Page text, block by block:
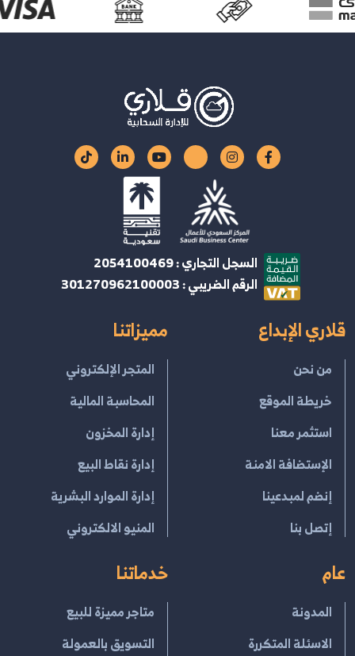
السجل التجاري : 2054100469
الرقم الضريبي : 301270962100003
قلاري الإبداع
من نحن
خريطة الموقع
استثمر معنا
الإستضافة الامنة
إنضم لمبدعينا
إتصل بنا
مميزاتنا
المتجر الإلكتروني
المحاسبة المالية
إدارة المخزون
إدارة نقاط البيع
إدارة الموارد البشرية
المنيو الالكتروني
عام
المدونة
الاسئلة المتكررة
خدماتنا
متاجر مميزة للبيع
التسويق بالعمولة